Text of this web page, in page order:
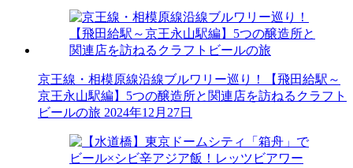
京王線・相模原線沿線ブルワリー巡り！【飛田給駅～
京王永山駅編】5つの醸造所と関連店を訪ねるクラフト
ビールの旅 2024年12月27日